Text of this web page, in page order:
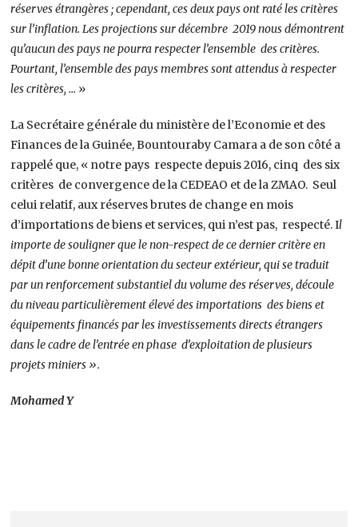
réserves étrangères ; cependant, ces deux pays ont raté les critères
sur l’inflation. Les projections sur décembre 2019 nous démontrent
qu’aucun des pays ne pourra respecter l’ensemble des critères.
Pourtant, l’ensemble des pays membres sont attendus à respecter
les critères, … »
La Secrétaire générale du ministère de l’Economie et des
Finances de la Guinée, Bountouraby Camara a de son côté a
rappelé que, « notre pays respecte depuis 2016, cinq des six
critères de convergence de la CEDEAO et de la ZMAO. Seul
celui relatif, aux réserves brutes de change en mois
d’importations de biens et services, qui n’est pas, respecté. Il
importe de souligner que le non-respect de ce dernier critère en
dépit d’une bonne orientation du secteur extérieur, qui se traduit
par un renforcement substantiel du volume des réserves, découle
du niveau particulièrement élevé des importations des biens et
équipements financés par les investissements directs étrangers
dans le cadre de l’entrée en phase d’exploitation de plusieurs
projets miniers ».
Mohamed Y